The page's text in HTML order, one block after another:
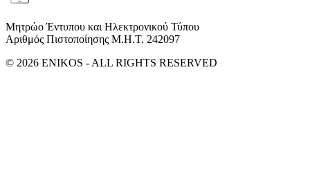
Μητρώο Έντυπου και Ηλεκτρονικού Τύπου
Αριθμός Πιστοποίησης Μ.Η.Τ. 242097
© 2026 ENIKOS - ALL RIGHTS RESERVED